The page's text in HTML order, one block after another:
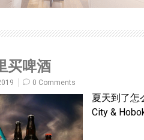
买啤酒
0 Comments
夏天到了怎
City &